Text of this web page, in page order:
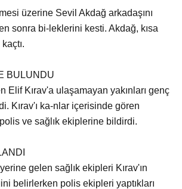
üzerine Sevil Akdağ arkadaşını
sonra bi-leklerini kesti. Akdağ, kısa
BULUNDU
Elif Kırav'a ulaşamayan yakınları genç
Kırav'ı ka-nlar içerisinde gören
ve sağlık ekiplerine bildirdi.
gelen sağlık ekipleri Kırav'ın
belirlerken polis ekipleri yaptıkları